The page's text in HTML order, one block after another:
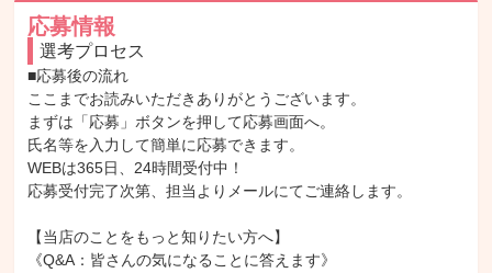
応募情報
選考プロセス
■応募後の流れ
ここまでお読みいただきありがとうございます。
まずは「応募」ボタンを押して応募画面へ。
氏名等を入力して簡単に応募できます。
WEBは365日、24時間受付中！
応募受付完了次第、担当よりメールにてご連絡します。
【当店のことをもっと知りたい方へ】
《Q&A：皆さんの気になることに答えます》